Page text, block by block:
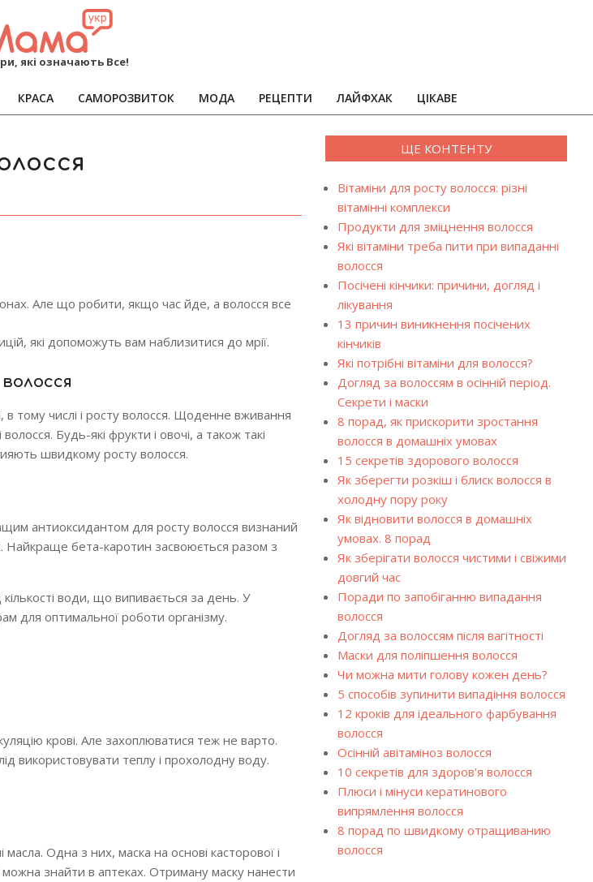
які означають Все!
Primary
КРАСА САМОРОЗВИТОК МОДА РЕЦЕПТИ ЛАЙФХАК ЦІКАВЕ
Але що робити, якщо час йде, а волосся все
які допоможуть вам наблизитися до мрії.
в тому числі і росту волосся. Щоденне вживання
Будь-які фрукти і овочі, а також такі
швидкому росту волосся.
антиоксидантом для росту волосся визнаний
Найкраще бета-каротин засвоюється разом з
води, що випивається за день. У
для оптимальної роботи організму.
крові. Але захоплюватися теж не варто.
використовувати теплу і прохолодну воду.
Одна з них, маска на основі касторової і
можна знайти в аптеках. Отриману маску нанести
ЩЕ КОНТЕНТУ
Вітаміни для росту волосся: різні
вітамінні комплекси
Продукти для зміцнення волосся
Які вітаміни треба пити при випаданні
волосся
Посічені кінчики: причини, догляд і
лікування
13 причин виникнення посічених
кінчиків
Які потрібні вітаміни для волосся?
Догляд за волоссям в осінній період.
Секрети і маски
8 порад, як прискорити зростання
волосся в домашніх умовах
15 секретів здорового волосся
Як зберегти розкіш і блиск волосся в
холодну пору року
Як відновити волосся в домашніх
умовах. 8 порад
Як зберігати волосся чистими і свіжими
довгий час
Поради по запобіганню випадання
волосся
Догляд за волоссям після вагітності
Маски для поліпшення волосся
Чи можна мити голову кожен день?
5 способів зупинити випадіння волосся
12 кроків для ідеального фарбування
волосся
Осінній авітаміноз волосся
10 секретів для здоров'я волосся
Плюси і мінуси кератинового
випрямлення волосся
8 порад по швидкому отращиванию
волосся